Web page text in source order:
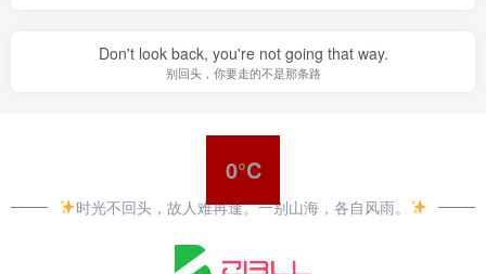
Don't look back, you're not going that way.
别回头，你要走的不是那条路
0°C
时光不回头，故人难再逢。一别山海，各自风雨。